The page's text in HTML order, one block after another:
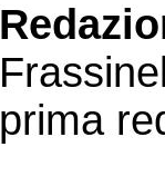
prima